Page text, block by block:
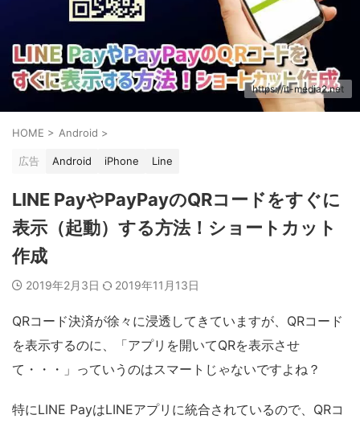
https://it-media2.net
HOME > Android >
広告 Android iPhone Line
LINE PayやPayPayのQRコードをすぐに
表示（起動）する方法！ショートカット
作成
2019年2月3日 2019年11月13日
QRコード決済が徐々に浸透してきていますが、QRコード
を表示するのに、「アプリを開いてQRを表示させ
て・・・」っていうのはスマートじゃないですよね？
特にLINE PayはLINEアプリに統合されているので、QRコ